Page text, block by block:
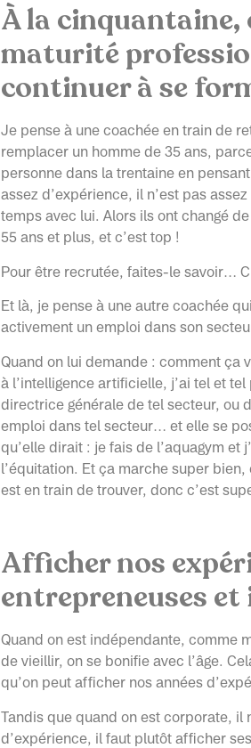
À la cinquantaine,
maturité
continuer à se
Je pense à une coachée en train de
remplacer un homme de 35 ans,
personne dans la trentaine en
assez d’expérience, il n’est pas
temps avec lui. Alors ils ont changé
55 ans et plus, et c’est top !
Pour être recrutée, faites-le savoir…
Et là, je pense à une autre coachée
activement un emploi dans son
Quand on lui demande : comment ça
à l’intelligence artificielle, j’ai tel et
directrice générale de tel secteur, ou
emploi dans tel secteur… et elle se
qu’elle dirait : je fais de l’aquagym et
l’équitation. Et ça marche super
est en train de trouver, donc c’est
Afficher nos
entrepreneuses
Quand on est indépendante, comme
de vieillir, on se bonifie avec l’âge.
qu’on peut afficher nos années
Tandis que quand on est corporate,
d’expérience, il faut plutôt afficher